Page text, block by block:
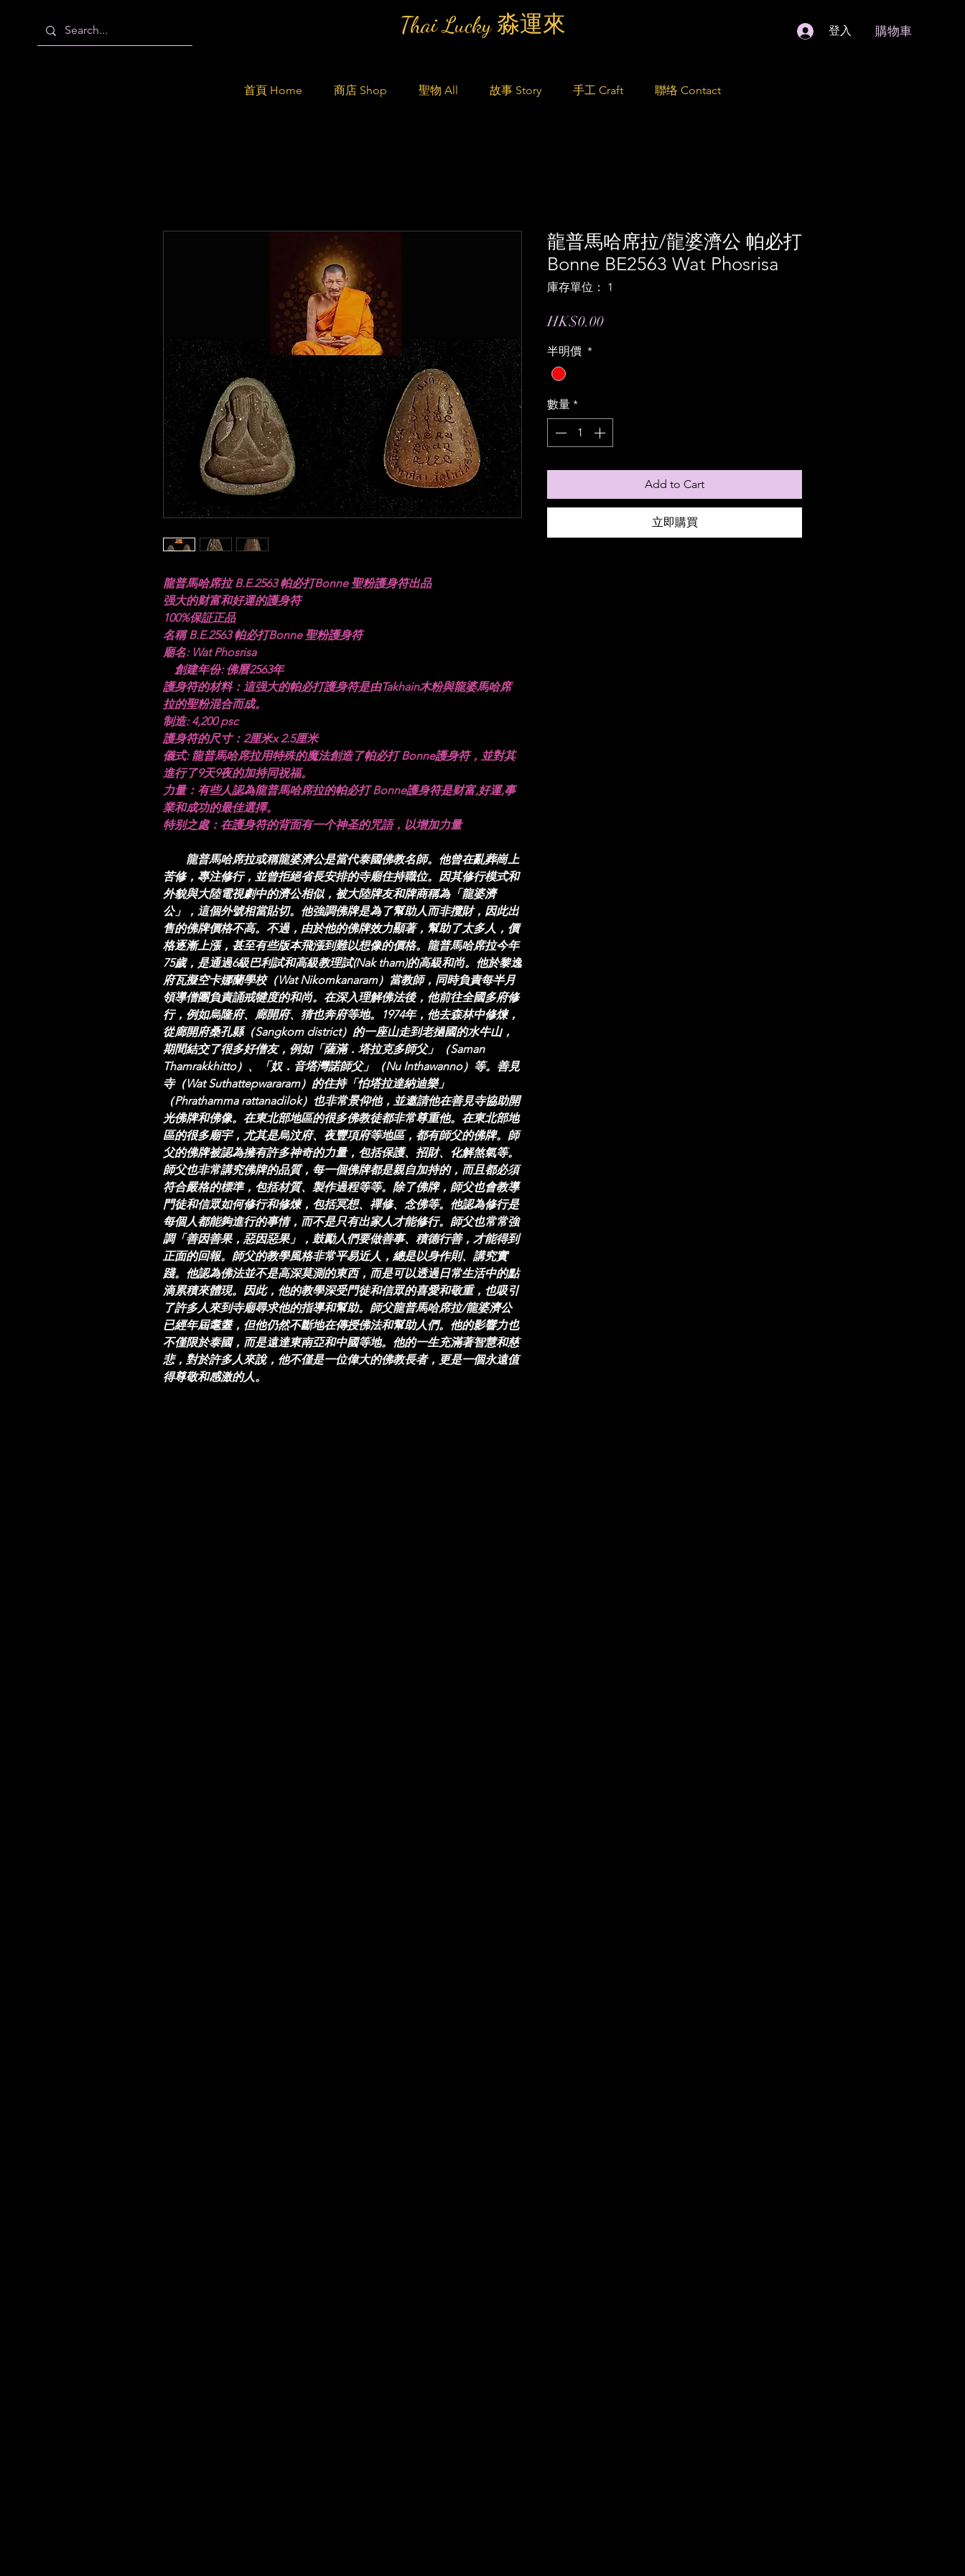
登入 購物車
Thai Lucky 淼運來
首頁 Home 商店 Shop 聖物 All 故事 Story 手工 Craft 聯络 Contact
龍普馬哈席拉 B.E.2563 帕必打Bonne 聖粉護身符出品
强大的财富和好運的護身符
100%保証正品
名稱 B.E.2563 帕必打Bonne 聖粉護身符
廟名: Wat Phosrisa
創建年份: 佛曆2563年
護身符的材料：這强大的帕必打護身符是由Takhain木粉與龍婆馬哈席
拉的聖粉混合而成。
制造: 4,200 psc
護身符的尺寸：2厘米x 2.5厘米
儀式: 龍普馬哈席拉用特殊的魔法創造了帕必打 Bonne護身符，並對其
進行了9天9夜的加持同祝福。
力量：有些人認為龍普馬哈席拉的帕必打 Bonne護身符是财富,好運,事
業和成功的最佳選擇。
特别之處：在護身符的背面有一个神圣的咒語，以增加力量
龍普馬哈席拉或稱龍婆濟公是當代泰國佛教名師。他曾在亂葬崗上
苦修，專注修行，並曾拒絕省長安排的寺廟住持職位。因其修行模式和
外貌與大陸電視劇中的濟公相似，被大陸牌友和牌商稱為「龍婆濟
公」，這個外號相當貼切。他強調佛牌是為了幫助人而非攬財，因此出
售的佛牌價格不高。不過，由於他的佛牌效力顯著，幫助了太多人，價
格逐漸上漲，甚至有些版本飛漲到難以想像的價格。龍普馬哈席拉今年
75歲，是通過6級巴利試和高級教理試(Nak tham)的高級和尚。他於黎逸
府瓦擬空卡娜蘭學校（Wat Nikomkanaram）當教師，同時負責每半月
領導僧團負責誦戒犍度的和尚。在深入理解佛法後，他前往全國多府修
行，例如烏隆府、廊開府、猜也奔府等地。1974年，他去森林中修煉，
從廊開府桑孔縣（Sangkom district）的一座山走到老撾國的水牛山，
期間結交了很多好僧友，例如「薩滿．塔拉克多師父」（Saman
Thamrakkhitto）、「奴．音塔灣諾師父」（Nu Inthawanno）等。善見
寺（Wat Suthattepwararam）的住持「怕塔拉達納迪樂」
（Phrathamma rattanadilok）也非常景仰他，並邀請他在善見寺協助開
光佛牌和佛像。在東北部地區的很多佛教徒都非常尊重他。在東北部地
區的很多廟宇，尤其是烏汶府、夜豐項府等地區，都有師父的佛牌。師
父的佛牌被認為擁有許多神奇的力量，包括保護、招財、化解煞氣等。
師父也非常講究佛牌的品質，每一個佛牌都是親自加持的，而且都必須
符合嚴格的標準，包括材質、製作過程等等。除了佛牌，師父也會教導
門徒和信眾如何修行和修煉，包括冥想、禪修、念佛等。他認為修行是
每個人都能夠進行的事情，而不是只有出家人才能修行。師父也常常強
調「善因善果，惡因惡果」，鼓勵人們要做善事、積德行善，才能得到
正面的回報。師父的教學風格非常平易近人，總是以身作則、講究實
踐。他認為佛法並不是高深莫測的東西，而是可以透過日常生活中的點
滴累積來體現。因此，他的教學深受門徒和信眾的喜愛和敬重，也吸引
了許多人來到寺廟尋求他的指導和幫助。師父龍普馬哈席拉/龍婆濟公
已經年屆耄耋，但他仍然不斷地在傳授佛法和幫助人們。他的影響力也
不僅限於泰國，而是遠達東南亞和中國等地。他的一生充滿著智慧和慈
悲，對於許多人來說，他不僅是一位偉大的佛教長者，更是一個永遠值
得尊敬和感激的人。
龍普馬哈席拉/龍婆濟公 帕必打
Bonne BE2563 Wat Phosrisa
庫存單位： 1
HK$0.00價
半明價 *
數量 *
Add to Cart
立即購買